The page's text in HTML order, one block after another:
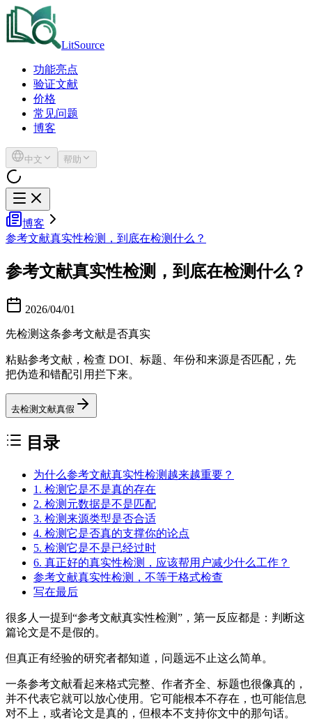
LitSource
功能亮点
验证文献
价格
常见问题
博客
中文 帮助
博客
参考文献真实性检测，到底在检测什么？
参考文献真实性检测，到底在检测什么？
2026/04/01
先检测这条参考文献是否真实
粘贴参考文献，检查 DOI、标题、年份和来源是否匹配，先
把伪造和错配引用拦下来。
去检测文献真假
目录
为什么参考文献真实性检测越来越重要？
1. 检测它是不是真的存在
2. 检测元数据是不是匹配
3. 检测来源类型是否合适
4. 检测它是否真的支撑你的论点
5. 检测它是不是已经过时
6. 真正好的真实性检测，应该帮用户减少什么工作？
参考文献真实性检测，不等于格式检查
写在最后
很多人一提到“参考文献真实性检测”，第一反应都是：判断这
篇论文是不是假的。
但真正有经验的研究者都知道，问题远不止这么简单。
一条参考文献看起来格式完整、作者齐全、标题也很像真的，
并不代表它就可以放心使用。它可能根本不存在，也可能信息
对不上，或者论文是真的，但根本不支持你文中的那句话。